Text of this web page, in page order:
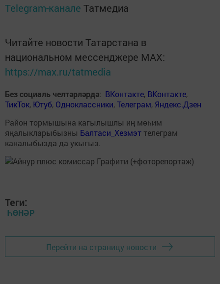
Telegram-канале Татмедиа
Читайте новости Татарстана в
национальном мессенджере MАХ:
https://max.ru/tatmedia
Без социаль челтәрләрдә: ВКонтакте, ВКонтакте,
ТикТок, Ютуб, Одноклассники,Телеграм, Яндекс.Дзен
Район тормышына кагылышлы иң мөһим
яңалыкларыбызны Балтаси_Хезмэт телеграм
каналыбызда да укыгыз.
Теги:
ҺӨНӘР
Перейти на страницу новости